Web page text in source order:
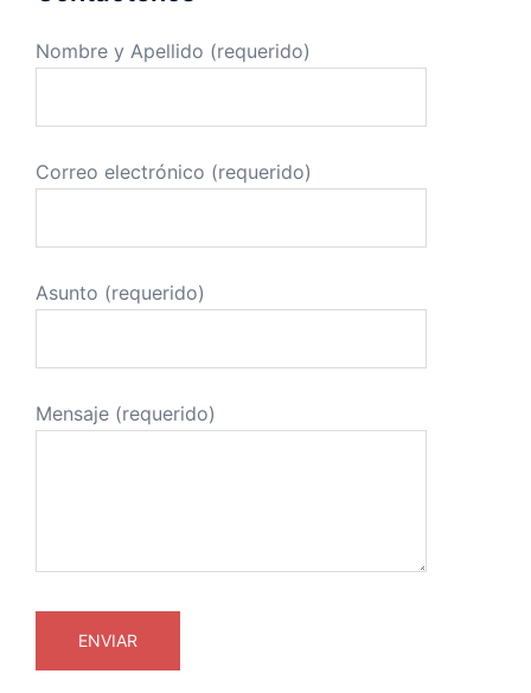
Nombre y Apellido (requerido)
Correo electrónico (requerido)
Asunto (requerido)
Mensaje (requerido)